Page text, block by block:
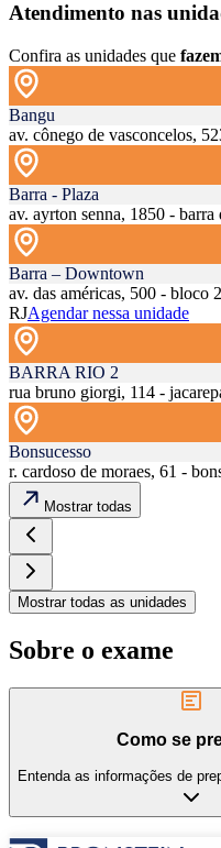
Atendimento nas
Confira as unidades que
Bangu
av. cônego de vasconcelos,
Barra - Plaza
av. ayrton senna, 1850 - barra
Barra – Downtown
av. das américas, 500 - bloco
RJAgendar nessa unidade
BARRA RIO 2
rua bruno giorgi, 114 -
Bonsucesso
r. cardoso de moraes, 61 -
Mostrar todas
Mostrar todas as unidades
Sobre o exame
Como se
Entenda as informações de